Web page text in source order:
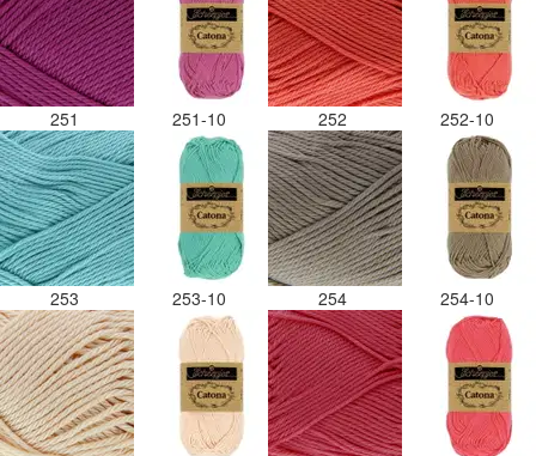
251 251-10 252 252-10
253 253-10 254 254-10